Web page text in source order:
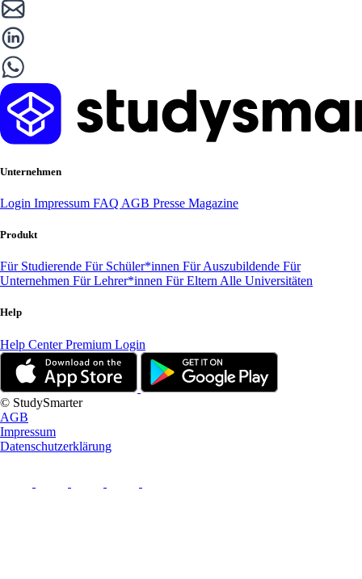
Unternehmen
Login Impressum FAQ AGB Presse Magazine
Produkt
Für Studierende Für Schüler*innen Für Auszubildende Für
Unternehmen Für Lehrer*innen Für Eltern Alle Universitäten
Help
Help CenterPremium Login
© StudySmarter
AGB
Impressum
Datenschutzerklärung